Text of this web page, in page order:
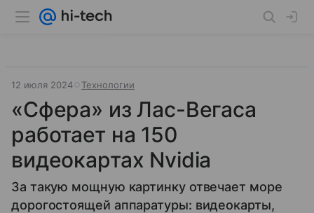
12 июля 2024 Технологии
«Сфера» из Лас-Вегаса
работает на 150
видеокартах Nvidia
За такую мощную картинку отвечает море
дорогостоящей аппаратуры: видеокарты,